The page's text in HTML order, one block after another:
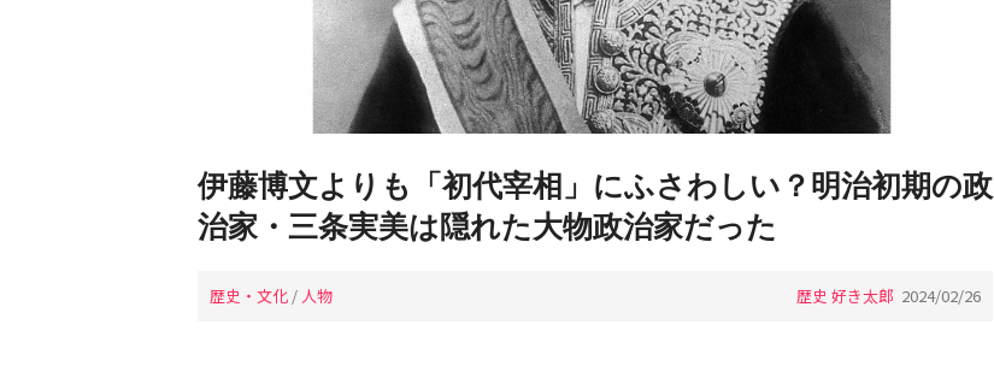
伊藤博文よりも「初代宰相」にふさわしい？明治初期の政
治家・三条実美は隠れた大物政治家だった
歴史・文化 / 人物 歴史 好き太郎 2024/02/26